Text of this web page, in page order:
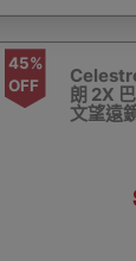
45%
OFF
朗 2X
文望遠